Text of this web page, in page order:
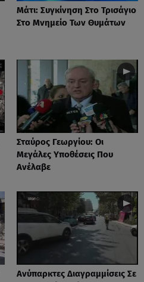
Μάτι: Συγκίνηση Στο Τρισάγιο
Στο Μνημείο Των Θυμάτων
Σταύρος Γεωργίου: Οι
Μεγάλες Υποθέσεις Που
Ανέλαβε
Ανύπαρκτες Διαγραμμίσεις Σε